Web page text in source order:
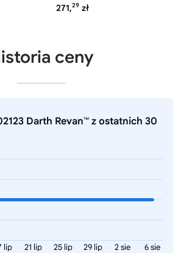
271,29 zł
ceny
Darth Revan™ z ostatnich 30
6 sie
2 sie
29 lip
25 lip
21 lip
lip